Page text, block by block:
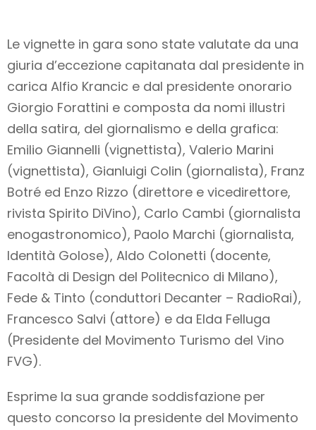
Le vignette in gara sono state valutate da una
giuria d’eccezione capitanata dal presidente in
carica Alfio Krancic e dal presidente onorario
Giorgio Forattini e composta da nomi illustri
della satira, del giornalismo e della grafica:
Emilio Giannelli (vignettista), Valerio Marini
(vignettista), Gianluigi Colin (giornalista), Franz
Botré ed Enzo Rizzo (direttore e vicedirettore,
rivista Spirito DiVino), Carlo Cambi (giornalista
enogastronomico), Paolo Marchi (giornalista,
Identità Golose), Aldo Colonetti (docente,
Facoltà di Design del Politecnico di Milano),
Fede & Tinto (conduttori Decanter – RadioRai),
Francesco Salvi (attore) e da Elda Felluga
(Presidente del Movimento Turismo del Vino
FVG).
Esprime la sua grande soddisfazione per
questo concorso la presidente del Movimento